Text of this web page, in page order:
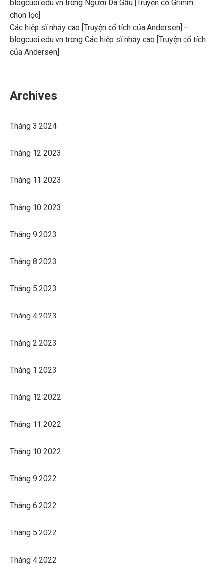
blogcuoi.edu.vn trong Người Da Gấu [Truyện cổ Grimm
chọn lọc]
Các hiệp sĩ nhảy cao [Truyện cổ tích của Andersen] –
blogcuoi.edu.vn trong Các hiệp sĩ nhảy cao [Truyện cổ tích
của Andersen]
Archives
Tháng 3 2024
Tháng 12 2023
Tháng 11 2023
Tháng 10 2023
Tháng 9 2023
Tháng 8 2023
Tháng 5 2023
Tháng 4 2023
Tháng 2 2023
Tháng 1 2023
Tháng 12 2022
Tháng 11 2022
Tháng 10 2022
Tháng 9 2022
Tháng 6 2022
Tháng 5 2022
Tháng 4 2022